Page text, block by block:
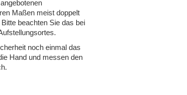
Maßen meist doppelt
beachten Sie das bei
noch einmal das
Hand und messen den